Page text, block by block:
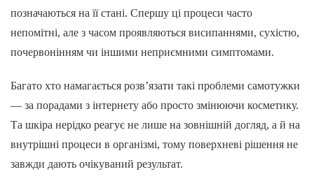
позначаються на її стані. Спершу ці процеси часто
непомітні, але з часом проявляються висипаннями, сухістю,
почервонінням чи іншими неприємними симптомами.
Багато хто намагається розв’язати такі проблеми самотужки
— за порадами з інтернету або просто змінюючи косметику.
Та шкіра нерідко реагує не лише на зовнішній догляд, а й на
внутрішні процеси в організмі, тому поверхневі рішення не
завжди дають очікуваний результат.